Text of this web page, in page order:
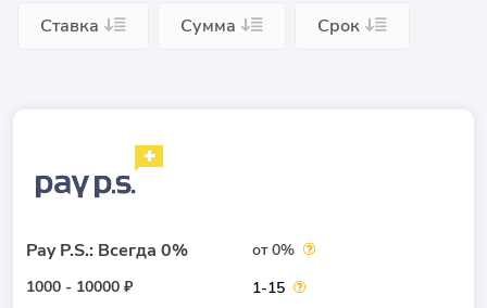
Ставка Сумма Срок
Pay P.S.: Всегда 0%
1000 - 10000 ₽
от 0%
1-15